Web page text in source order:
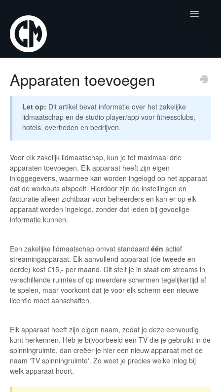
Toggle
Apparatuur & Gebruik
Webshop
Workouts
Zakelijk
Apparaten toevoegen
Let op: Dit artikel bevat informatie over het zakelijke
lidmaatschap en de studio player/app voor fitnessclubs,
hotels, overheden en bedrijven.
Voor elk zakelijk lidmaatschap, kun je tot maximaal drie
apparaten toevoegen. Elk apparaat heeft zijn eigen
inloggegevens, waarmee kan worden ingelogd op het apparaat
dat de workouts afspeelt. Hierdoor zijn de instellingen en
facturatie alleen zichtbaar voor beheerders en kan er op elk
apparaat worden ingelogd, zonder dat leden bij gevoelige
informatie kunnen.
Een zakelijke lidmaatschap omvat standaard één actief
streamingapparaat. Elk aanvullend apparaat (de tweede en
derde) kost €15,- per maand. Dit stelt je in staat om streams in
verschillende ruimtes of op meerdere schermen tegelijkertijd af
te spelen, maar voorkomt dat je voor elk scherm een nieuwe
licentie moet aanschaffen.
Elk apparaat heeft zijn eigen naam, zodat je deze eenvoudig
kunt herkennen. Heb je bijvoorbeeld een TV die je gebruikt in de
spinningruimte, dan creëer je hier een nieuw apparaat met de
naam 'TV spinningruimte'. Zo weet je precies welke inlog bij
welk apparaat hoort.